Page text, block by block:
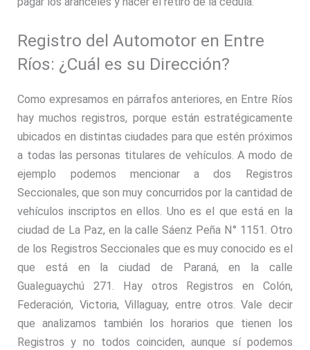
Registro del Automotor en Entre
Ríos: ¿Cuál es su Dirección?
Como expresamos en párrafos anteriores, en Entre Ríos
hay muchos registros, porque están estratégicamente
ubicados en distintas ciudades para que estén próximos
a todas las personas titulares de vehículos. A modo de
ejemplo podemos mencionar a dos Registros
Seccionales, que son muy concurridos por la cantidad de
vehículos inscriptos en ellos. Uno es el que está en la
ciudad de La Paz, en la calle Sáenz Peña N° 1151. Otro
de los Registros Seccionales que es muy conocido es el
que está en la ciudad de Paraná, en la calle
Gualeguaychú 271. Hay otros Registros en Colón,
Federación, Victoria, Villaguay, entre otros. Vale decir
que analizamos también los horarios que tienen los
Registros y no todos coinciden, aunque sí podemos